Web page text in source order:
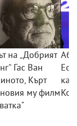
на „Добрият
Гас Ван
Кърт
му филм